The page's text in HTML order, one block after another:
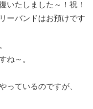
いたしました～！祝！
ーバンドはお預けです
ね～。
っているのですが、